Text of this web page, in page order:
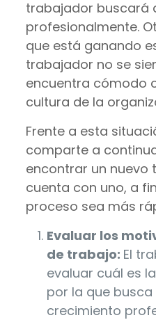
trabajador buscará
profesionalmente.
que está ganando
trabajador no se
encuentra cómodo
cultura de la
Frente a esta
comparte a
encontrar un nuevo
cuenta con uno, a
proceso sea más
Evaluar los
de trabajo: El
evaluar cuál es
por la que
crecimiento